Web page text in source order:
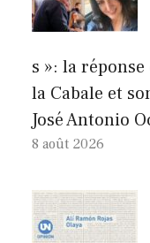
s »: la
la Cabale et
José Antonio
8 août 2026